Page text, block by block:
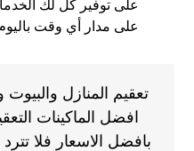
على توفير كل لك
على مدار أي وقت
تعقيم المنازل
افضل الماكينات
بافضل الاسعار فلا